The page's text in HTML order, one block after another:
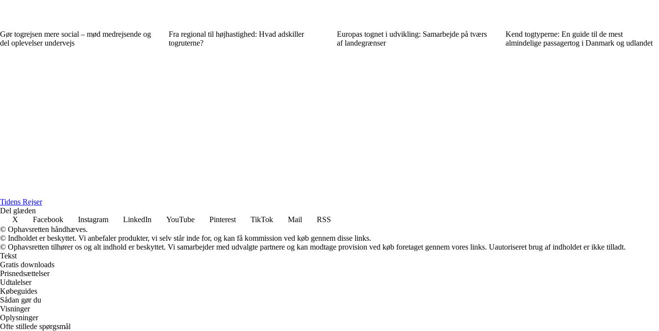
Gør togrejsen mere social – mød medrejsende og
del oplevelser undervejs
Fra regional til højhastighed: Hvad adskiller
togruterne?
Europas tognet i udvikling: Samarbejde på tværs
af landegrænser
Kend togtyperne: En guide til de mest
almindelige passagertog i Danmark og udlandet
Tidens Rejser
Del glæden
X
Facebook Instagram LinkedIn YouTube Pinterest TikTok Mail
RSS
© Ophavsretten håndhæves.
© Indholdet er beskyttet. Vi anbefaler produkter, vi selv står inde for, og kan få kommission ved køb gennem disse links.
© Ophavsretten tilhører os og alt indhold er beskyttet. Vi samarbejder med udvalgte partnere og kan modtage provision ved køb foretaget gennem vores links. Uautoriseret brug af indholdet er ikke tilladt.
Tekst
Gratis downloads
Prisnedsættelser
Udtalelser
Købeguides
Sådan gør du
Visninger
Oplysninger
Ofte stillede spørgsmål